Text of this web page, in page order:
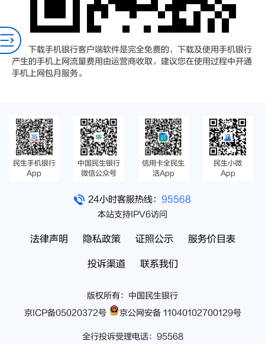
下载手机银行客户端软件是完全免费的，下载及使用手机银行
产生的手机上网流量费用由运营商收取，建议您在使用过程中开通
手机上网包月服务。
民生手机银行
App
中国民生银行
微信公众号
信用卡全民生
活App
民生小微
App
24小时客服热线： 95568
本站支持IPV6访问
法律声明 隐私政策 证照公示 服务价目表
投诉渠道 联系我们
版权所有：中国民生银行
京ICP备05020372号
京公网安备 11040102700129号
全行投诉受理电话：95568